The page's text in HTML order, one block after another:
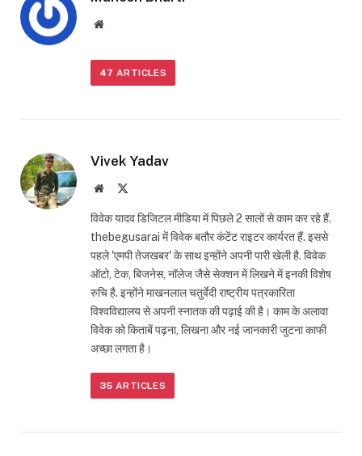
Website
47 ARTICLES
Vivek Yadav
Website
विवेक यादव डिजिटल मीडिया में पिछले 2 सालों से काम कर रहे हैं.
thebegusarai में विवेक बतौर कंटेंट राइटर कार्यरत हैं. इससे
पहले 'एमपी तेजखबर' के साथ इन्होंने अपनी पारी खेली है. विवेक
ऑटो, टेक, बिजनेस, नॉलेज जैसे सेक्शन में लिखने में इनकी विशेष
रुचि है. इन्होंने माखनलाल चतुर्वेदी राष्ट्रीय पत्रकारिता
विश्वविद्यालय से अपनी स्नातक की पढ़ाई की है। काम के अलावा
विवेक को किताबें पढ़ना, लिखना और नई जानकारी जुटना काफी
अच्छा लगता है।
35 ARTICLES